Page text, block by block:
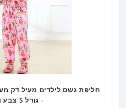
חליפת גשם לילדים מעיל דק
- גודל S צבע ורוד